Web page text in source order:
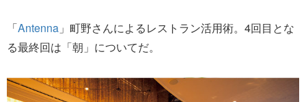
「Antenna 」町野さんによるレストラン活用術。4回目とな
る最終回は「朝」についてだ。